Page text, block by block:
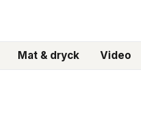
Mat & dryck Video